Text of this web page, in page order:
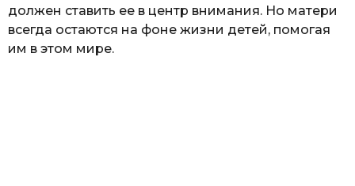
должен ставить ее в центр внимания. Но матери
всегда остаются на фоне жизни детей, помогая
им в этом мире.